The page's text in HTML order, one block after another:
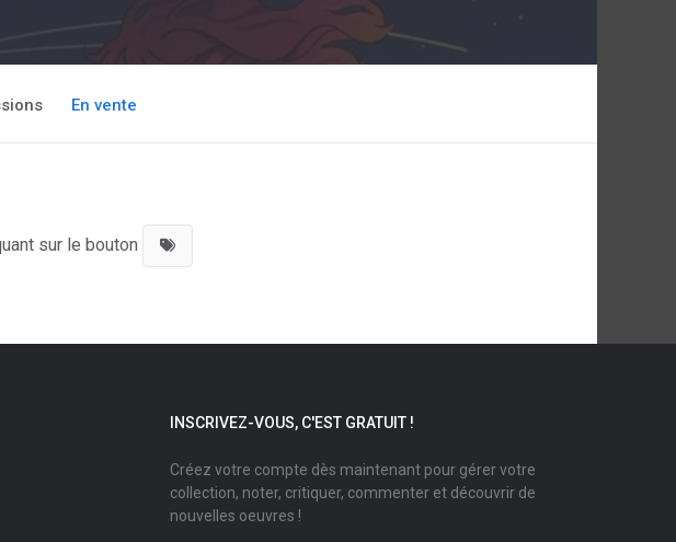
En vente
sur le bouton
INSCRIVEZ-VOUS, C'EST GRATUIT !
Créez votre compte dès maintenant pour gérer votre
collection, noter, critiquer, commenter et découvrir de
nouvelles oeuvres !